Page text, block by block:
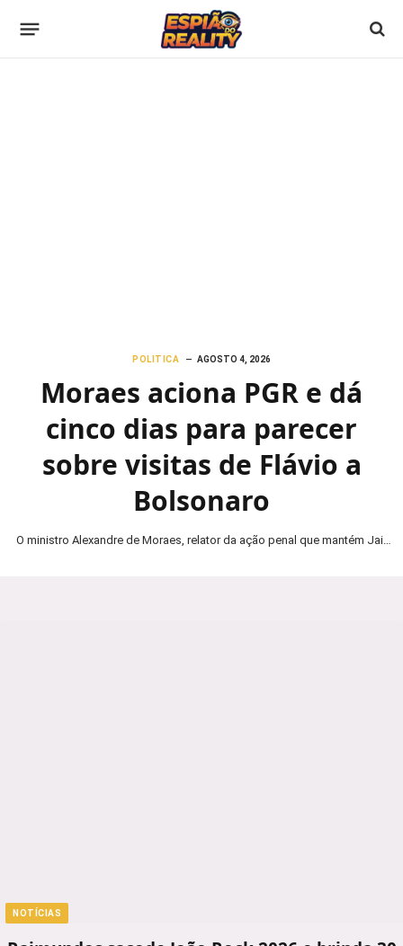
POLITICA AGOSTO 4, 2026
Moraes aciona PGR e dá
cinco dias para parecer
sobre visitas de Flávio a
Bolsonaro
O ministro Alexandre de Moraes, relator da ação penal que mantém Jair
NOTÍCIAS